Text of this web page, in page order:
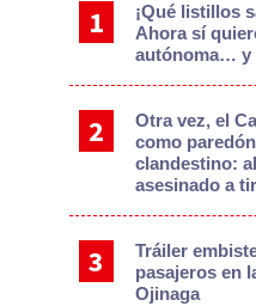
¡Qué listillos
Ahora sí
autónoma… y
Otra vez, el
como
clandestino:
asesinado a
Tráiler
pasajeros en
Ojinaga